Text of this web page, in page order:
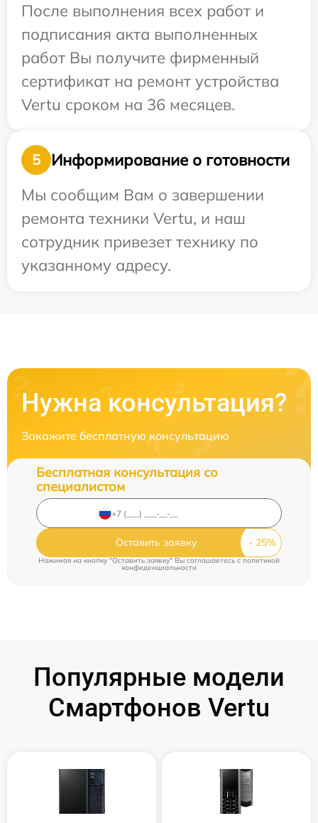
После выполнения всех работ и
подписания акта выполненных
работ Вы получите фирменный
сертификат на ремонт устройства
Vertu сроком на 36 месяцев.
5
Информирование о готовности
Мы сообщим Вам о завершении
ремонта техники Vertu, и наш
сотрудник привезет технику по
указанному адресу.
Нужна консультация?
Закажите бесплатную консультацию
Бесплатная консультация со
специалистом
Оставить заявку
Нажимая на кнопку "Оставить заявку" Вы соглашаетесь cполитикой
конфиденциальности
Популярные модели
Смартфонов Vertu